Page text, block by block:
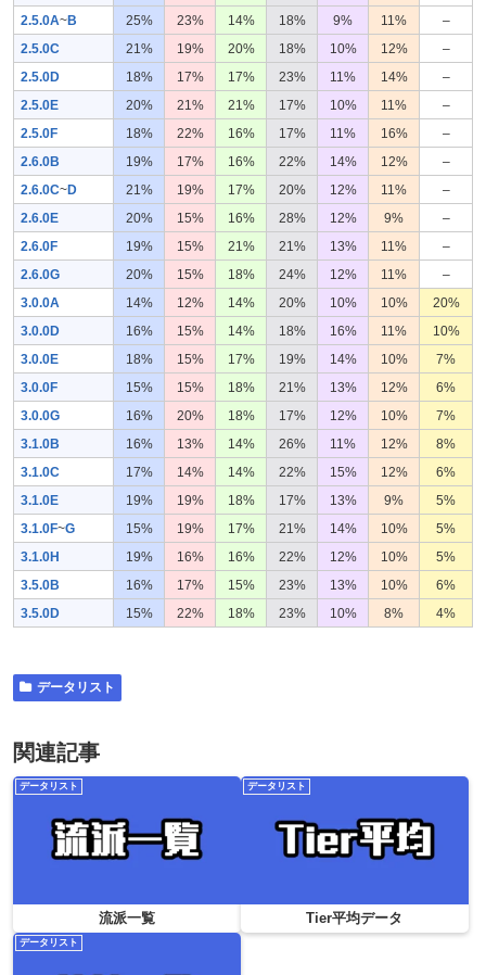
2.5.0A~B 25% 23% 14% 18% 9% 11%
–
2.5.0C
21% 19% 20% 18% 10% 12%
–
2.5.0D
18% 17% 17% 23% 11% 14%
–
2.5.0E
20% 21% 21% 17% 10% 11%
–
2.5.0F
18% 22% 16% 17% 11% 16%
–
2.6.0B
19% 17% 16% 22% 14% 12%
–
2.6.0C~D 21% 19% 17% 20% 12% 11%
–
2.6.0E
20% 15% 16% 28% 12% 9%
–
2.6.0F
19% 15% 21% 21% 13% 11%
–
2.6.0G
20% 15% 18% 24% 12% 11%
–
3.0.0A
14% 12% 14% 20% 10% 10%
20%
3.0.0D
16% 15% 14% 18% 16% 11%
10%
3.0.0E
18% 15% 17% 19% 14% 10%
7%
3.0.0F
15% 15% 18% 21% 13% 12%
6%
3.0.0G
16% 20% 18% 17% 12% 10%
7%
3.1.0B
16% 13% 14% 26% 11% 12%
8%
3.1.0C
17% 14% 14% 22% 15% 12%
6%
3.1.0E
19% 19% 18% 17% 13% 9%
5%
3.1.0F~G 15% 19% 17% 21% 14% 10%
5%
3.1.0H
19% 16% 16% 22% 12% 10%
5%
3.5.0B
16% 17% 15% 23% 13% 10%
6%
3.5.0D
15% 22% 18% 23% 10% 8% 4%
データリスト
関連記事
データリスト
流派一覧
データリスト
Tier平均データ
データリスト